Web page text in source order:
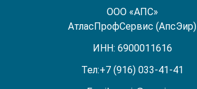
ООО «АПС»
АтласПрофСервис (АпсЭир)
ИНН: 6900011616
Тел:+7 (916) 033-41-41